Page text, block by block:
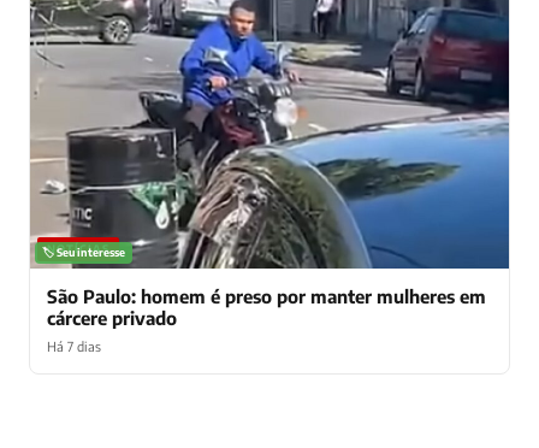
NOTÍCIAS
🏷️ Seu interesse
São Paulo: homem é preso por manter mulheres em
cárcere privado
Há 7 dias